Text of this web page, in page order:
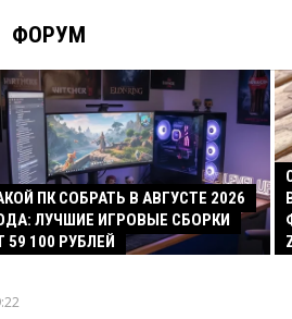
ФОРУМ
ПК СОБРАТЬ В АВГУСТЕ 2026
ЛУЧШИЕ ИГРОВЫЕ СБОРКИ
59 100 РУБЛЕЙ